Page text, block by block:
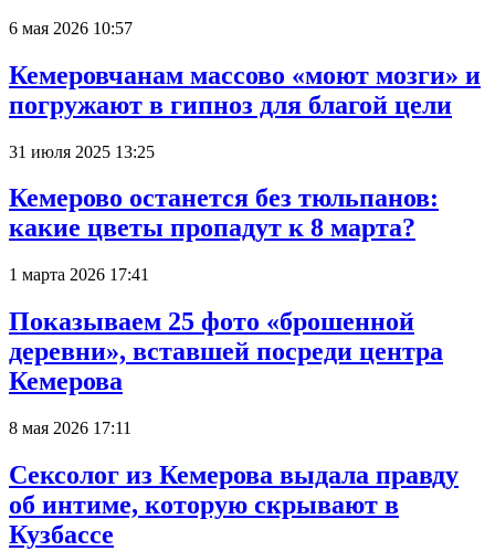
6 мая 2026 10:57
Кемеровчанам массово «моют мозги» и
погружают в гипноз для благой цели
31 июля 2025 13:25
Кемерово останется без тюльпанов:
какие цветы пропадут к 8 марта?
1 марта 2026 17:41
Показываем 25 фото «брошенной
деревни», вставшей посреди центра
Кемерова
8 мая 2026 17:11
Сексолог из Кемерова выдала правду
об интиме, которую скрывают в
Кузбассе